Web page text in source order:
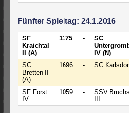
Fünfter Spieltag: 24.1.2016
SF
Kraichtal
II (A)
1175 -
SC
IV (N)
SC
Bretten II
(A)
1696 - SC
SF Forst
IV
1059 -
SSV